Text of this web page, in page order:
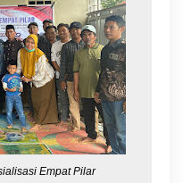
Empat Pilar